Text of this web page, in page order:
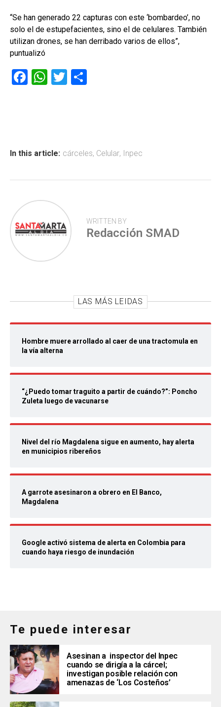
“Se han generado 22 capturas con este ‘bombardeo’, no
solo el de estupefacientes, sino el de celulares. También
utilizan drones, se han derribado varios de ellos”,
puntualizó
F
ok
W
p
T
tir
In this article: cárceles, Celular, Inpec
WRITTEN BY
Redacción SMAD
LAS MÁS LEIDAS
Hombre muere arrollado al caer de una tractomula en
la vía alterna
“¿Puedo tomar traguito a partir de cuándo?”: Poncho
Zuleta luego de vacunarse
Nivel del río Magdalena sigue en aumento, hay alerta
en municipios ribereños
A garrote asesinaron a obrero en El Banco,
Magdalena
Google activó sistema de alerta en Colombia para
cuando haya riesgo de inundación
Te puede interesar
Asesinan a inspector del Inpec
cuando se dirigía a la cárcel;
investigan posible relación con
amenazas de ‘Los Costeños’